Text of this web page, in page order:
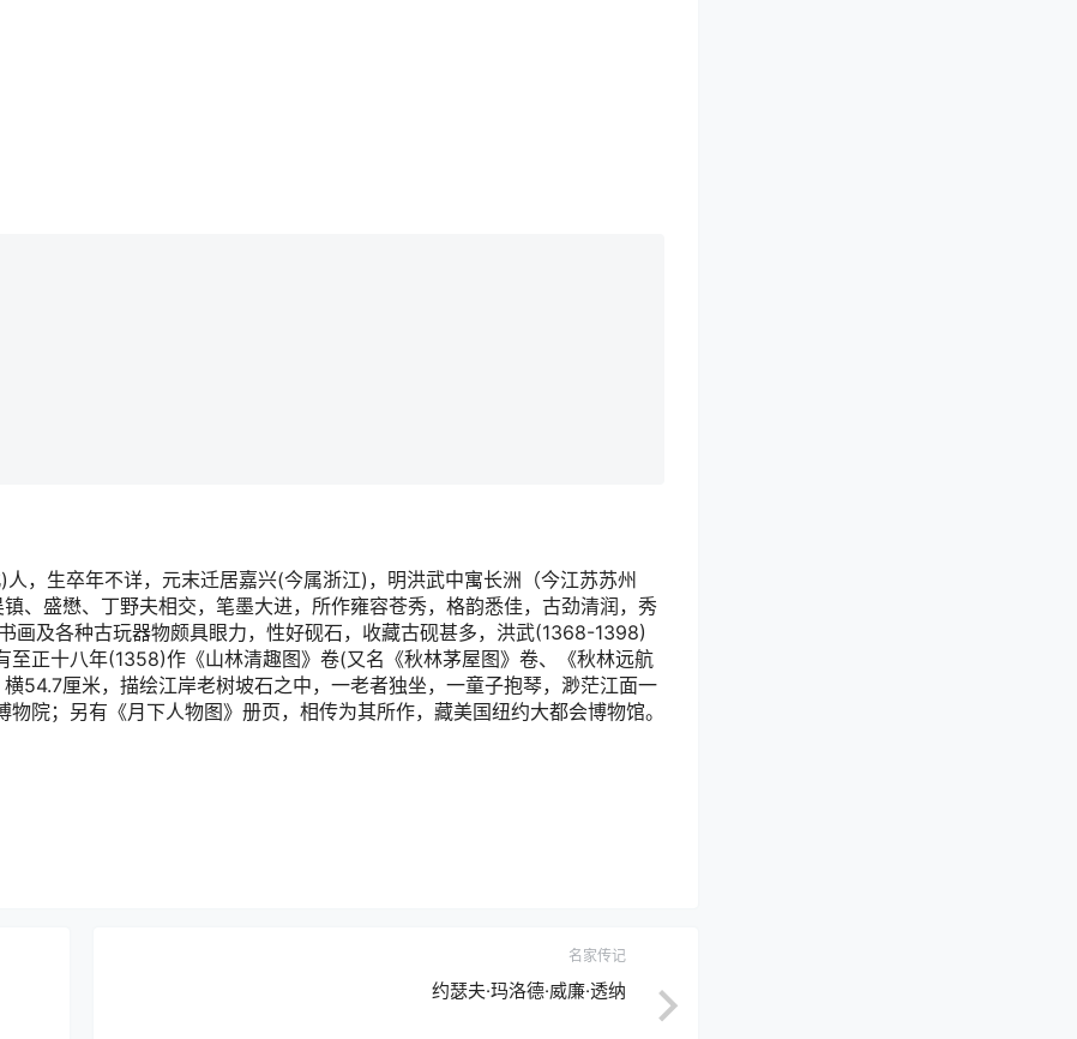
，生卒年不详，元末迁居嘉兴(今属浙江)，明洪武中寓长洲（今江苏苏州
、盛懋、丁野夫相交，笔墨大进，所作雍容苍秀，格韵悉佳，古劲清润，秀
画及各种古玩器物颇具眼力，性好砚石，收藏古砚甚多，洪武(1368-1398)
正十八年(1358)作《山林清趣图》卷(又名《秋林茅屋图》卷、《秋林远航
54.7厘米，描绘江岸老树坡石之中，一老者独坐，一童子抱琴，渺茫江面一
院；另有《月下人物图》册页，相传为其所作，藏美国纽约大都会博物馆。
名家传记
约瑟夫·玛洛德·威廉·透纳